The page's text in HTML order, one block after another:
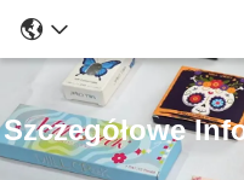
Szczegółowe